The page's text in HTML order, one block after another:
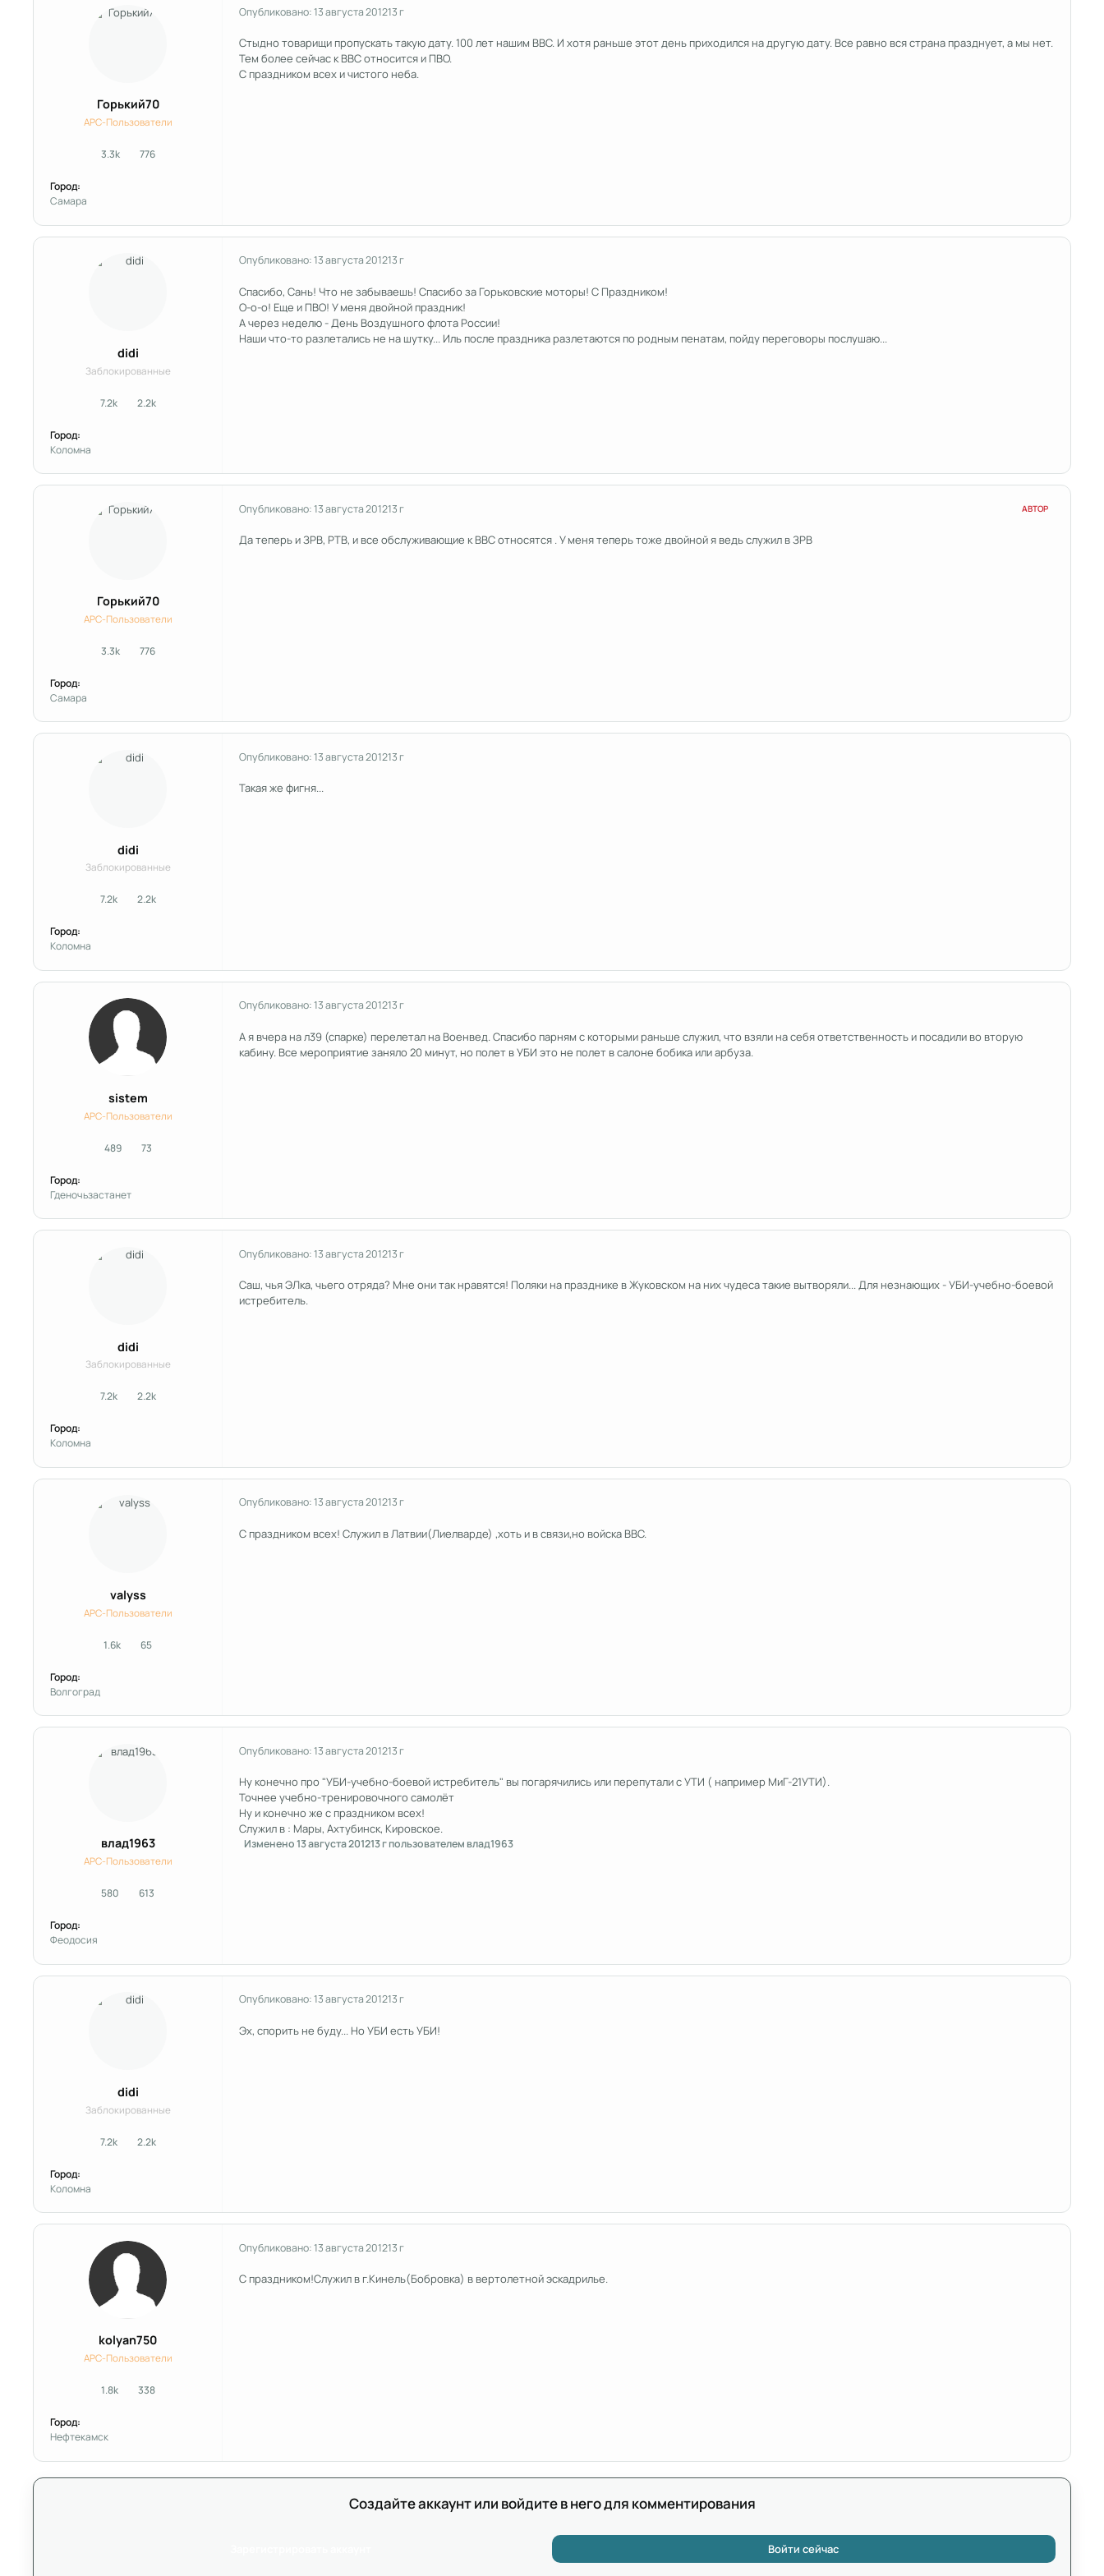
Горький70
APC-Пользователи
3.3kсообщения
776Репутация
Город:
Самара
Опубликовано:13 августа 201213 г
Стыдно товарищи пропускать такую дату. 100 лет нашим ВВС. И хотя раньше этот день приходился на другую дату. Все равно вся страна празднует, а мы нет.
Тем более сейчас к ВВС относится и ПВО.
С праздником всех и чистого неба.
didi
Заблокированные
7.2kсообщения
2.2kРепутация
Город:
Коломна
Опубликовано:13 августа 201213 г
Спасибо, Сань! Что не забываешь! Спасибо за Горьковские моторы! С Праздником!
О-о-о! Еще и ПВО! У меня двойной праздник!
А через неделю - День Воздушного флота России!
Наши что-то разлетались не на шутку... Иль после праздника разлетаются по родным пенатам, пойду переговоры послушаю...
Горький70
APC-Пользователи
3.3kсообщения
776Репутация
Город:
Самара
Опубликовано:13 августа 201213 г АВТОР
Да теперь и ЗРВ, РТВ, и все обслуживающие к ВВС относятся . У меня теперь тоже двойной я ведь служил в ЗРВ
didi
Заблокированные
7.2kсообщения
2.2kРепутация
Город:
Коломна
Опубликовано:13 августа 201213 г
Такая же фигня...
sistem
APC-Пользователи
489сообщения
73Репутация
Город:
Гденочьзастанет
Опубликовано:13 августа 201213 г
А я вчера на л39 (спарке) перелетал на Военвед. Спасибо парням с которыми раньше служил, что взяли на себя ответственность и посадили во вторую
кабину. Все мероприятие заняло 20 минут, но полет в УБИ это не полет в салоне бобика или арбуза.
didi
Заблокированные
7.2kсообщения
2.2kРепутация
Город:
Коломна
Опубликовано:13 августа 201213 г
Саш, чья ЭЛка, чьего отряда? Мне они так нравятся! Поляки на празднике в Жуковском на них чудеса такие вытворяли... Для незнающих - УБИ-учебно-боевой
истребитель.
valyss
APC-Пользователи
1.6kсообщения
65Репутация
Город:
Волгоград
Опубликовано:13 августа 201213 г
С праздником всех! Служил в Латвии(Лиелварде) ,хоть и в связи,но войска ВВС.
влад1963
APC-Пользователи
580сообщения
613Репутация
Город:
Феодосия
Опубликовано:13 августа 201213 г
Ну конечно про "УБИ-учебно-боевой истребитель" вы погарячились или перепутали с УТИ ( например МиГ-21УТИ).
Точнее учебно-тренировочного самолёт
Ну и конечно же с праздником всех!
Служил в : Мары, Ахтубинск, Кировское.
Изменено13 августа 201213 гпользователем влад1963
didi
Заблокированные
7.2kсообщения
2.2kРепутация
Город:
Коломна
Опубликовано:13 августа 201213 г
Эх, спорить не буду... Но УБИ есть УБИ!
kolyan750
APC-Пользователи
1.8kсообщения
338Репутация
Город:
Нефтекамск
Опубликовано:13 августа 201213 г
С праздником!Служил в г.Кинель(Бобровка) в вертолетной эскадрилье.
Создайте аккаунт или войдите в него для комментирования
Войти сейчас